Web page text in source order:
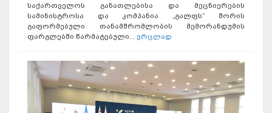
საქართველოს განათლებისა და მეცნიერების
სამინისტროსა და კომპანია „გალფს“ შორის
გაფორმებული თანამშრომლობის მემორანდუმის
ფარგლებში წარმატებული... ვრცლად